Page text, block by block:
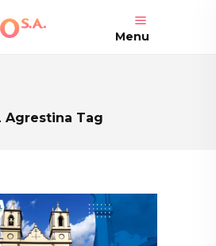
Menu
Agrestina Tag